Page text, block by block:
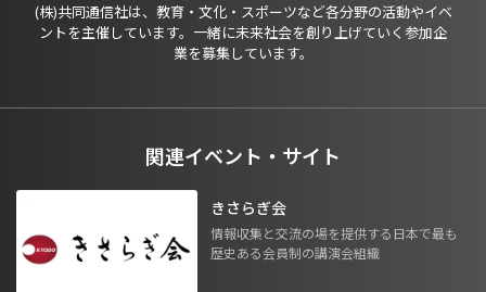
(株)共同通信社は、教育・文化・スポーツなど各分野の活動やイベ
ントを主催しています。一緒に未来社会を創り上げていく参加企
業を募集しています。
関連イベント・サイト
きさらぎ会
情報収集と交流の場を提供する日本で最も
歴史ある会員制の講演会組織